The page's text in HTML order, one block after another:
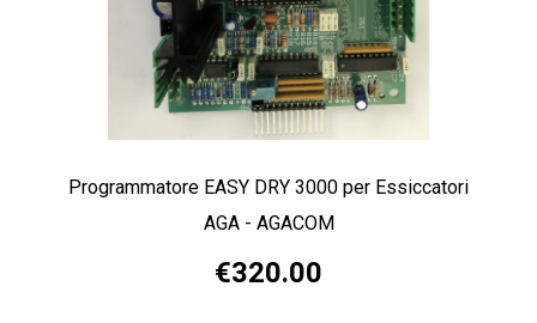
Programmatore EASY DRY 3000 per Essiccatori
AGA - AGACOM
€320.00